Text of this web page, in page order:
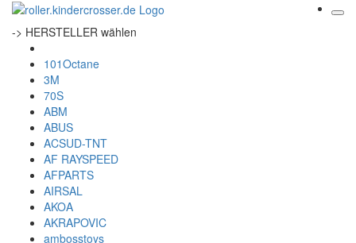
-> HERSTELLER wählen
101Octane
3M
70S
ABM
ABUS
ACSUD-TNT
AF RAYSPEED
AFPARTS
AIRSAL
AKOA
AKRAPOVIC
ambosstoys